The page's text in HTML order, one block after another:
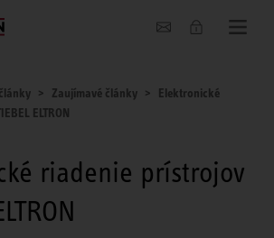
Zaujímavé články
Elektronické
ELTRON
riadenie prístrojov